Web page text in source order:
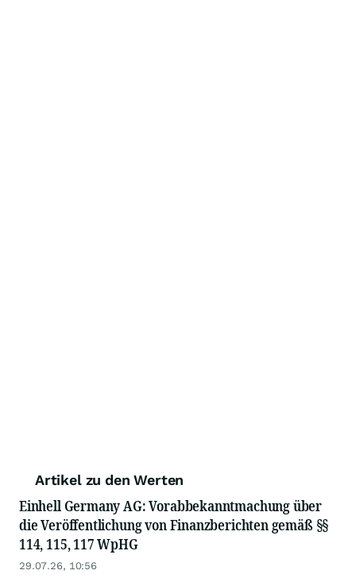
Artikel zu den Werten
Einhell Germany AG: Vorabbekanntmachung über
die Veröffentlichung von Finanzberichten gemäß §§
114, 115, 117 WpHG
29.07.26, 10:56